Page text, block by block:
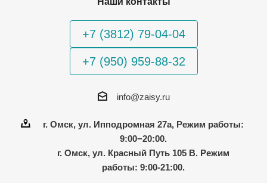
+7 (3812) 79-04-04
+7 (950) 959-88-32
info@zaisy.ru
г. Омск, ул. Ипподромная 27а, Режим работы:
9:00−20:00.
г. Омск, ул. Красный Путь 105 В. Режим
работы: 9:00-21:00.